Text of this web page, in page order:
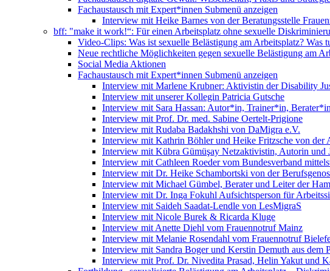
Fachaustausch mit Expert*innen Submenü anzeigen
Interview mit Heike Barnes von der Beratungsstelle
bff: "make it work!“: Für einen Arbeitsplatz ohne sexuelle
Video-Clips: Was ist sexuelle Belästigung am Arbeitsplatz? Was
Neue rechtliche Möglichkeiten gegen sexuelle Belästigung am
Social Media Aktionen
Fachaustausch mit Expert*innen Submenü anzeigen
Interview mit Marlene Krubner: Aktivistin der Disability
Interview mit unserer Kollegin Patricia Gutsche
Interview mit Sara Hassan: Autor*in, Trainer*in,
Interview mit Prof. Dr. med. Sabine Oertelt-Prigione
Interview mit Rudaba Badakhshi von DaMigra e.V.
Interview mit Kathrin Böhler und Heike Fritzsche von der
Interview mit Kübra Gümüşay Netzaktivistin, Autorin und
Interview mit Cathleen Roeder vom Bundesverband
Interview mit Dr. Heike Schambortski von der
Interview mit Michael Gümbel, Berater und Leiter der
Interview mit Dr. Inga Fokuhl Aufsichtsperson für
Interview mit Saideh Saadat-Lendle von LesMigraS
Interview mit Nicole Burek & Ricarda Kluge
Interview mit Anette Diehl vom Frauennotruf Mainz
Interview mit Melanie Rosendahl vom Frauennotruf
Interview mit Sandra Boger und Kerstin Demuth aus dem
Interview mit Prof. Dr. Nivedita Prasad, Helin Yakut und